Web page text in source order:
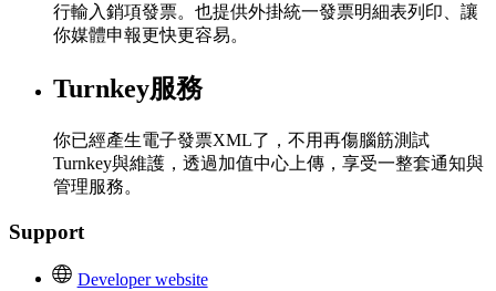
行輸入銷項發票。也提供外掛統一發票明細表列印、讓
你媒體申報更快更容易。
Turnkey服務
你已經產生電子發票XML了，不用再傷腦筋測試
Turnkey與維護，透過加值中心上傳，享受一整套通知與
管理服務。
Support
Developer website